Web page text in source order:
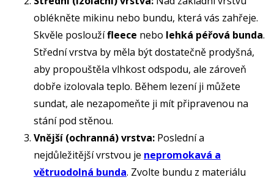
oblékněte mikinu nebo bundu, která vás zahřeje.
Skvěle posloužífleece nebo lehká péřová bunda.
Střední vrstva by měla být dostatečně prodyšná,
aby propouštěla vlhkost odspodu, ale zároveň
dobře izolovala teplo. Během lezení ji můžete
sundat, ale nezapomeňte ji mít připravenou na
stání pod stěnou.
Vnější (ochranná) vrstva: Poslední a
nejdůležitější vrstvou je nepromokavá a
větruodolná bunda. Zvolte bundu z materiálu